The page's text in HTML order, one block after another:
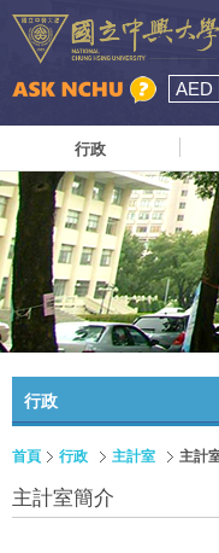
AED
行政
行政
首頁 行政 主計室 主計
主計室簡介